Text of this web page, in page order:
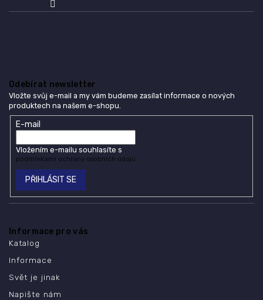
Odebírat newsletter
Vložte svůj e-mail a my vám budeme zasílat informace o nových
produktech na našem e-shopu.
E-mail
Vložením e-mailu souhlasíte s
podmínkami ochrany osobních údajů
PŘIHLÁSIT SE
Informace pro vás
Katalog
Informace
Svět je jinak
Napište nám